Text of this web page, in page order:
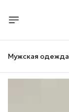
Мужская одежда